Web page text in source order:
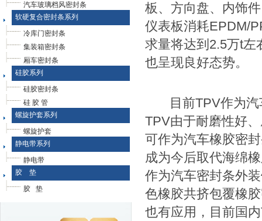
汽车玻璃档风密封条
软硬复合密封条系列
冷库门密封条
集装箱密封条
厢车密封条
硅胶系列
硅胶密封条
硅 胶 管
螺旋护套系列
螺旋护套
静电带系列
静电带
胶 垫
胶 垫
板、方向盘、内饰
仪表板消耗EPDM/
求量将达到2.5万t左
也呈现良好态势。
目前TPV作为汽
TPV由于耐磨性好
可作为汽车橡胶密
成为今后取代海绵
作为汽车密封条外
色橡胶共挤包覆橡
也有应用，目前国